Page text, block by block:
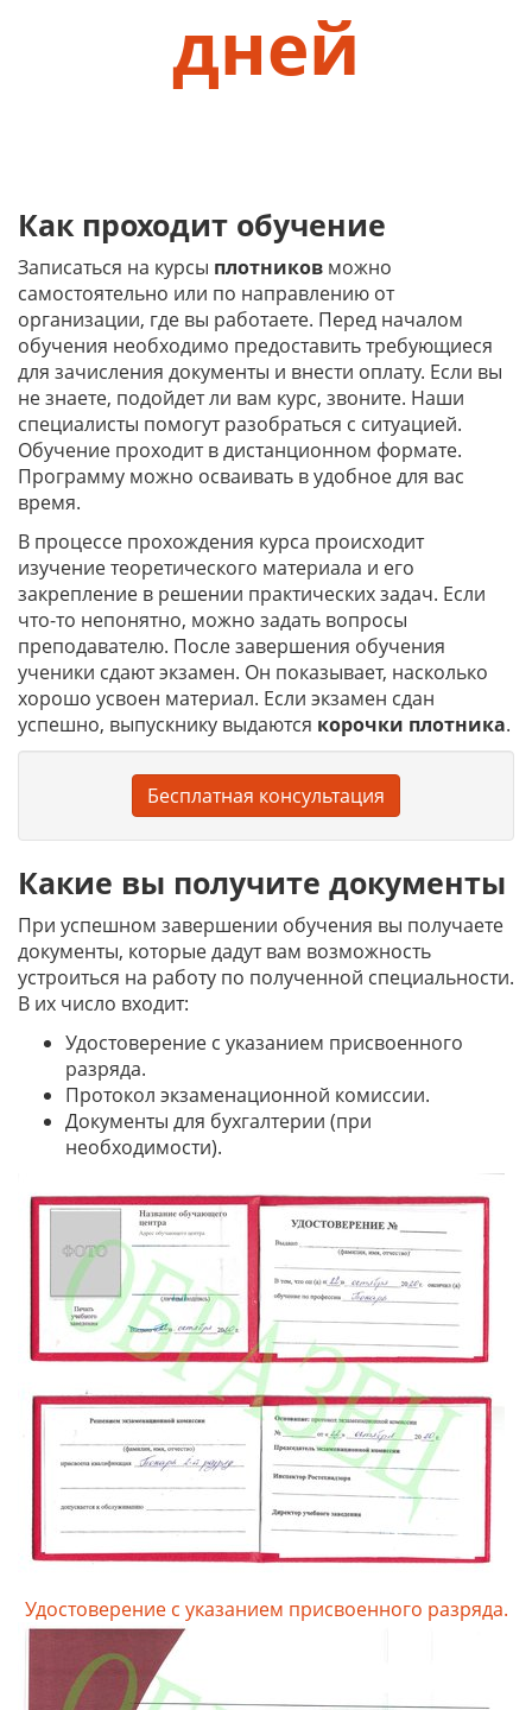
дней
Как проходит обучение
Записаться на курсы плотников можно
самостоятельно или по направлению от
организации, где вы работаете. Перед началом
обучения необходимо предоставить требующиеся
для зачисления документы и внести оплату. Если вы
не знаете, подойдет ли вам курс, звоните. Наши
специалисты помогут разобраться с ситуацией.
Обучение проходит в дистанционном формате.
Программу можно осваивать в удобное для вас
время.
В процессе прохождения курса происходит
изучение теоретического материала и его
закрепление в решении практических задач. Если
что-то непонятно, можно задать вопросы
преподавателю. После завершения обучения
ученики сдают экзамен. Он показывает, насколько
хорошо усвоен материал. Если экзамен сдан
успешно, выпускнику выдаются корочки плотника.
Бесплатная консультация
Какие вы получите документы
При успешном завершении обучения вы получаете
документы, которые дадут вам возможность
устроиться на работу по полученной специальности.
В их число входит:
Удостоверение с указанием присвоенного
разряда.
Протокол экзаменационной комиссии.
Документы для бухгалтерии (при
необходимости).
Удостоверение с указанием присвоенного разряда.